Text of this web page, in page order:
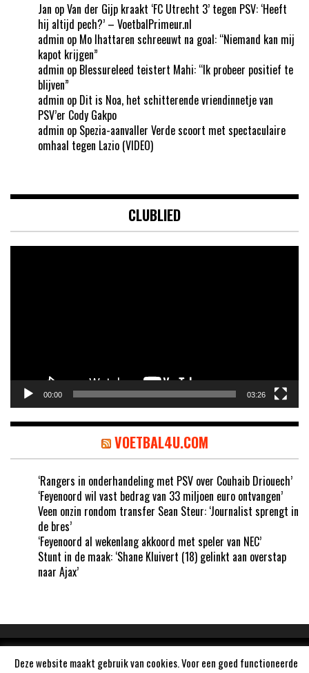
Jan opVan der Gijp kraakt ‘FC Utrecht 3’ tegen PSV: ‘Heeft
hij altijd pech?’ – VoetbalPrimeur.nl
admin op Mo Ihattaren schreeuwt na goal: “Niemand kan mij
kapot krijgen”
admin op Blessureleed teistert Mahi: “Ik probeer positief te
blijven”
admin op Dit is Noa, het schitterende vriendinnetje van
PSV’er Cody Gakpo
admin op Spezia-aanvaller Verde scoort met spectaculaire
omhaal tegen Lazio (VIDEO)
CLUBLIED
00:00 03:26
VOETBAL4U.COM
‘Rangers in onderhandeling met PSV over Couhaib Driouech’
‘Feyenoord wil vast bedrag van 33 miljoen euro ontvangen’
Veen onzin rondom transfer Sean Steur: ‘Journalist sprengt in
de bres’
‘Feyenoord al wekenlang akkoord met speler van NEC’
Stunt in de maak: ‘Shane Kluivert (18) gelinkt aan overstap
naar Ajax’
Aangedreven doorWordPress
Deze website maakt gebruik van cookies. Voor een goed functioneerde